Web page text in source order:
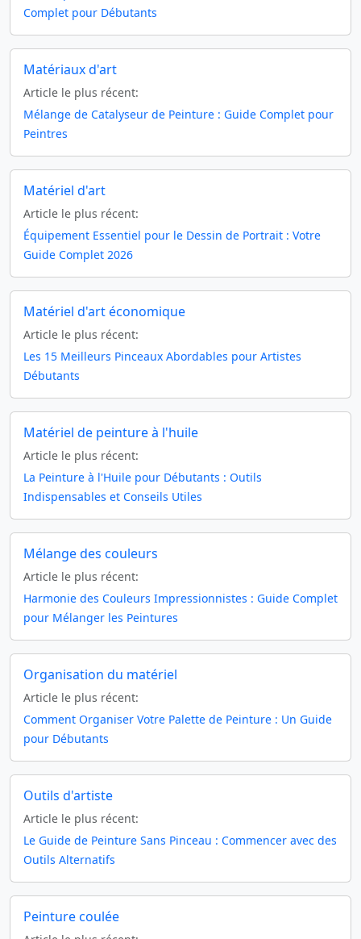
Complet pour Débutants
Matériaux d'art
Article le plus récent:
Mélange de Catalyseur de Peinture : Guide Complet pour
Peintres
Matériel d'art
Article le plus récent:
Équipement Essentiel pour le Dessin de Portrait : Votre
Guide Complet 2026
Matériel d'art économique
Article le plus récent:
Les 15 Meilleurs Pinceaux Abordables pour Artistes
Débutants
Matériel de peinture à l'huile
Article le plus récent:
La Peinture à l'Huile pour Débutants : Outils
Indispensables et Conseils Utiles
Mélange des couleurs
Article le plus récent:
Harmonie des Couleurs Impressionnistes : Guide Complet
pour Mélanger les Peintures
Organisation du matériel
Article le plus récent:
Comment Organiser Votre Palette de Peinture : Un Guide
pour Débutants
Outils d'artiste
Article le plus récent:
Le Guide de Peinture Sans Pinceau : Commencer avec des
Outils Alternatifs
Peinture coulée